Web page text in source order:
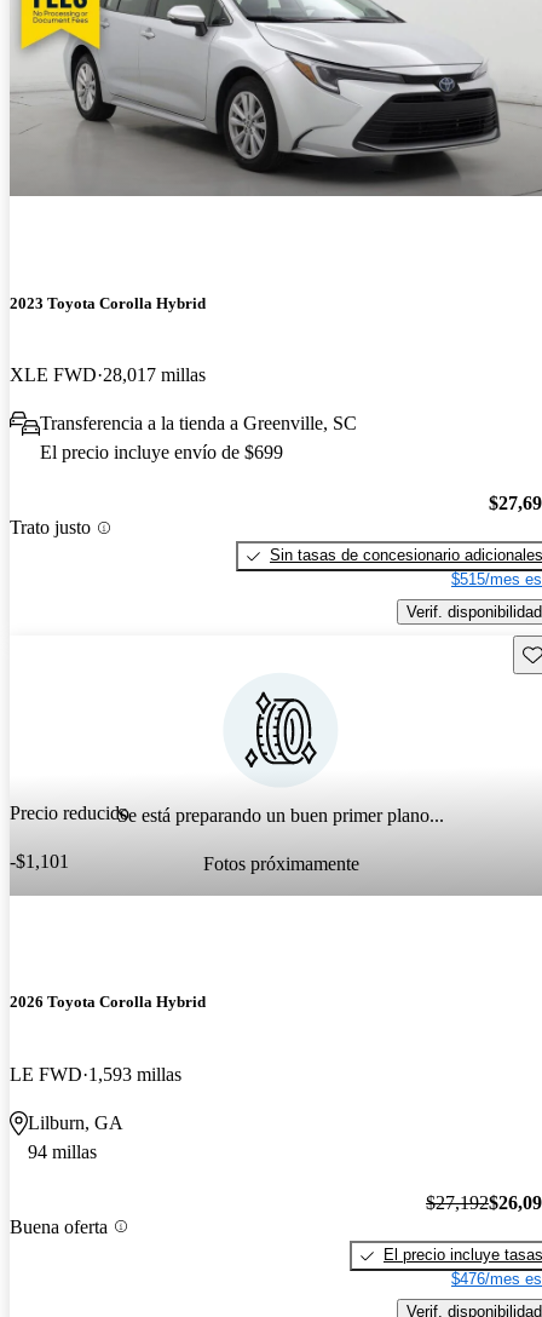
2023 Toyota Corolla Hybrid
XLE FWD 28,017 millas
Transferencia a la tienda a Greenville, SC
El precio incluye envío de $699
Trato justo
Sin tasas de concesionario adicionales
$515/mes
Verif. disponibilidad
Se está preparando un buen primer plano...
Fotos próximamente
Precio reducido
-$1,101
2026 Toyota Corolla Hybrid
LE FWD 1,593 millas
Lilburn, GA
94 millas
Buena oferta
$27,192
El precio incluye tasas
$476/mes
Verif. disponibilidad